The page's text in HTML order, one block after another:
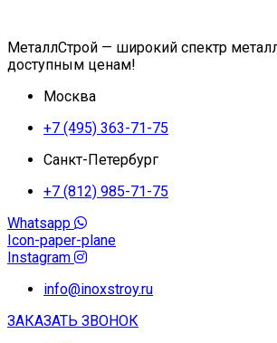
МеталлСтрой — широкий спектр
доступным ценам!
Москва
+7 (495) 363-71-75
Санкт-Петербург
+7 (812) 985-71-75
Whatsapp
Icon-paper-plane
Instagram
info@inoxstroy.ru
ЗАКАЗАТЬ ЗВОНОК